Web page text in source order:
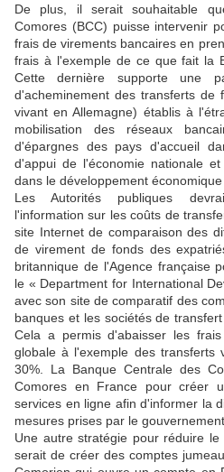
De plus, il serait souhaitable
Comores (BCC) puisse intervenir
frais de virements bancaires en
frais à l'exemple de ce que fait la
Cette dernière supporte une
d'acheminement des transferts de
vivant en Allemagne) établis à
mobilisation des réseaux
d'épargnes des pays d'accueil
d'appui de l'économie nationale
dans le développement économique
Les Autorités publiques
l'information sur les coûts de
site Internet de comparaison des
de virement de fonds des
britannique de l'Agence française
le « Department for International
avec son site de comparatif des
banques et les sociétés de
Cela a permis d'abaisser les
globale à l'exemple des transferts
30%. La Banque Centrale des
Comores en France pour créer
services en ligne afin d'informer la
mesures prises par le
Une autre stratégie pour réduire
serait de créer des comptes